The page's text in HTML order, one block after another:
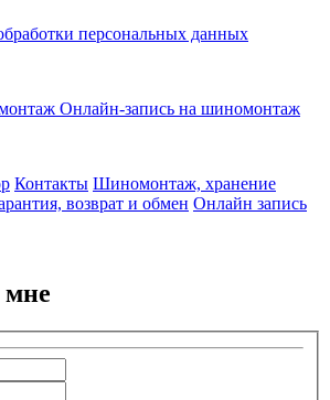
персональных данных
Онлайн-запись на шиномонтаж
Контакты Шиномонтаж, хранение
возврат и обмен Онлайн запись
мне